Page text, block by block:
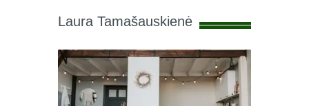
Laura Tamašauskienė